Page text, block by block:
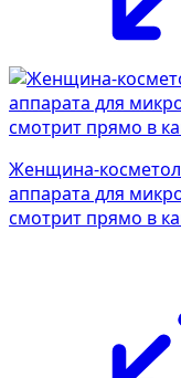
Женщина-
аппарата для
смотрит прямо в